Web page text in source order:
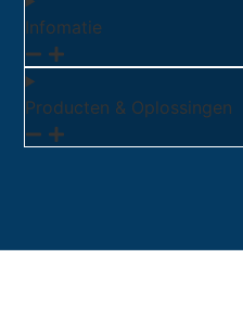
Infomatie
Producten & Oplossingen